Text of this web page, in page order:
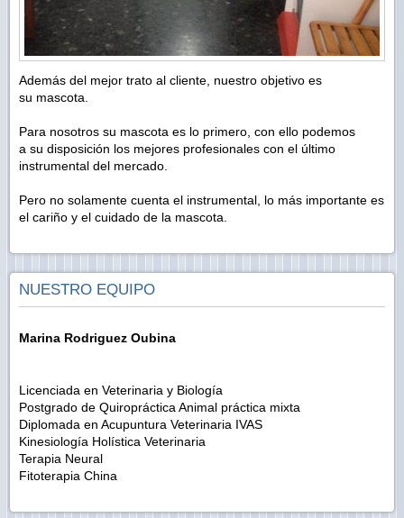
Además del mejor trato al cliente, nuestro objetivo es
su mascota.
Para nosotros su mascota es lo primero, con ello podemos
a su disposición los mejores profesionales con el último
instrumental del mercado.
Pero no solamente cuenta el instrumental, lo más importante es
el cariño y el cuidado de la mascota.
NUESTRO EQUIPO
Marina Rodriguez Oubina
Licenciada en Veterinaria y Biología
Postgrado de Quiropráctica Animal práctica mixta
Diplomada en Acupuntura Veterinaria IVAS
Kinesiología Holística Veterinaria
Terapia Neural
Fitoterapia China